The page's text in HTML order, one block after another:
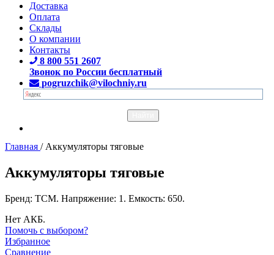
Доставка
Оплата
Склады
О компании
Контакты
8 800 551 2607
Звонок по России бесплатный
pogruzchik@vilochniy.ru
Главная / Аккумуляторы тяговые
Аккумуляторы тяговые
Бренд: TCM. Напряжение: 1. Емкость: 650.
Нет АКБ.
Помочь с выбором?
Избранное
Сравнение